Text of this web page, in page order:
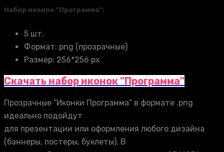
Набор иконок “Программа”:
5 шт.
Формат: png (прозрачные)
Размер: 256*256 px
Скачать набор иконок "Программа"
Прозрачные “Иконки Программа” в формате .png
идеально подойдут
для презентации или оформления любого дизайна
(баннеры, постеры, буклеты). В